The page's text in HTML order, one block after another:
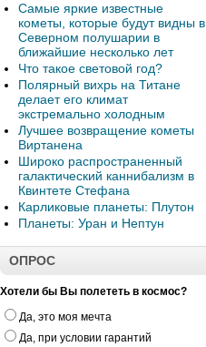
Самые яркие известные
кометы, которые будут видны в
Северном полушарии в
ближайшие несколько лет
Что такое световой год?
Полярный вихрь на Титане
делает его климат
экстремально холодным
Лучшее возвращение кометы
Виртанена
Широко распространенный
галактический каннибализм в
Квинтете Стефана
Карликовые планеты: Плутон
Планеты: Уран и Нептун
ОПРОС
Хотели бы Вы полететь в космос?
Да, это моя мечта
Да, при условии гарантий